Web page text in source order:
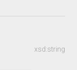
xsd:string